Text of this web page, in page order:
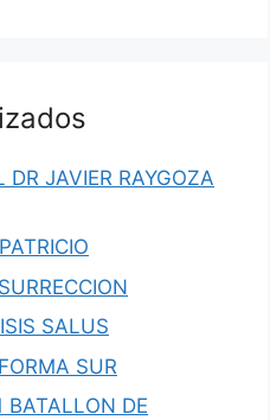
DR JAVIER RAYGOZA
SALUS
SUR
BATALLON DE